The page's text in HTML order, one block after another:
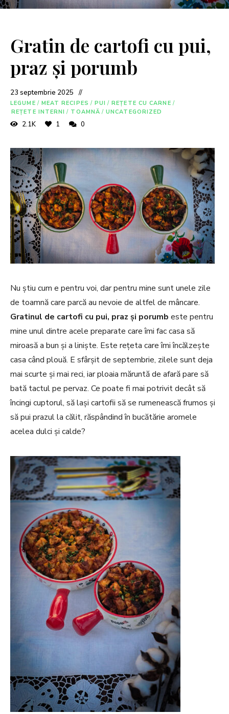
Gratin de cartofi cu pui,
praz și porumb
23 septembrie 2025
LEGUME / MEAT RECIPES / PUI / REȚETE CU CARNE /
REȚETE INTERNI / TOAMNĂ / UNCATEGORIZED
2.1K 1 0
Nu ştiu cum e pentru voi, dar pentru mine sunt unele zile
de toamnă care parcă au nevoie de altfel de mâncare.
Gratinul de cartofi cu pui, praz și porumb este pentru
mine unul dintre acele preparate care îmi fac casa să
miroasă a bun și a liniște. Este rețeta care îmi încălzește
casa când plouă. E sfârșit de septembrie, zilele sunt deja
mai scurte și mai reci, iar ploaia măruntă de afară pare să
bată tactul pe pervaz. Ce poate fi mai potrivit decât să
încingi cuptorul, să lași cartofii să se rumenească frumos și
să pui prazul la călit, răspândind în bucătărie aromele
acelea dulci și calde?